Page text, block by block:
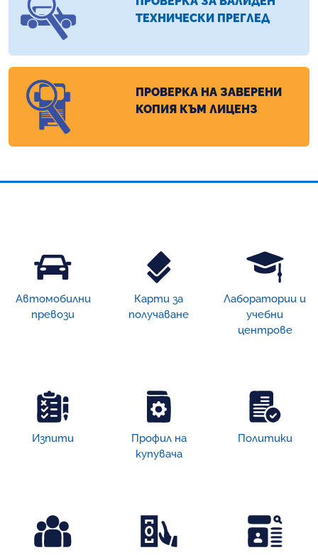
ТЕХНИЧЕСКИ ПРЕГЛЕД
ПРОВЕРКА НА ЗАВЕРЕНИ
КОПИЯ КЪМ ЛИЦЕНЗ
Автомобилни
превози
Карти за
получаване
Лаборатории и
учебни
центрове
Изпити
Профил на
купувача
Политики